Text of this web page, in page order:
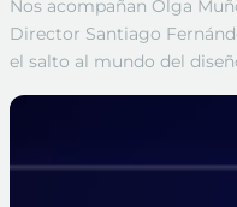
Nos acompañan Olga
Director Santiago
el salto al mundo del